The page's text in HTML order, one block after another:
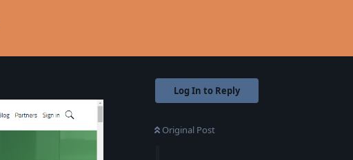
Log In to Reply
Original Post